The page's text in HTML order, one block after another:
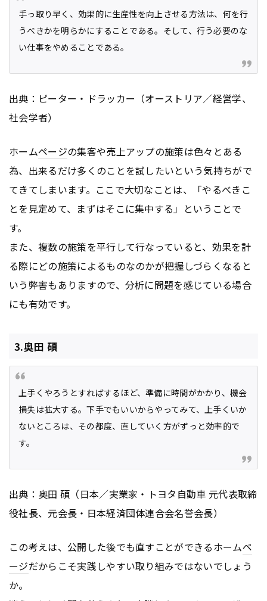
手っ取り早く、効果的に生産性を向上させる方法は、何を行
うべきかを明らかにすることである。そして、行う必要のな
い仕事をやめることである。
出典：ピーター・ドラッカー（オーストリア／経営学、
社会学者）
ホームページの集客や売上アップの施策は色々とある
為、出来るだけ多くのことを試したいという気持ちがで
てきてしまいます。ここで大切なことは、「やるべきこ
とを見定めて、まずはそこに集中する」ということで
す。
また、複数の施策を平行して行なっていると、効果を計
る際にどの施策によるものなのかが把握しづらくなると
いう弊害もありますので、分析に問題を感じている場合
にも有効です。
3.奥田 碩
上手くやろうとすればするほど、準備に時間がかかり、機会
損失は拡大する。下手でもいいからやってみて、上手くいか
ないところは、その都度、直していく方がずっと効率的で
す。
出典：奥田 碩（日本／実業家・トヨタ自動車 元代表取締
役社長、元会長・日本経済団体連合会名誉会長）
この考えは、公開した後でも直すことができるホームペ
ージだからこそ実践しやすい取り組みではないでしょう
か。